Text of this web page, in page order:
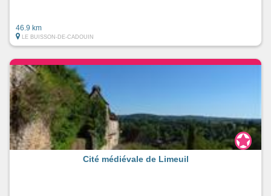
46.9 km
LE BUISSON-DE-CADOUIN
Cité médiévale de Limeuil